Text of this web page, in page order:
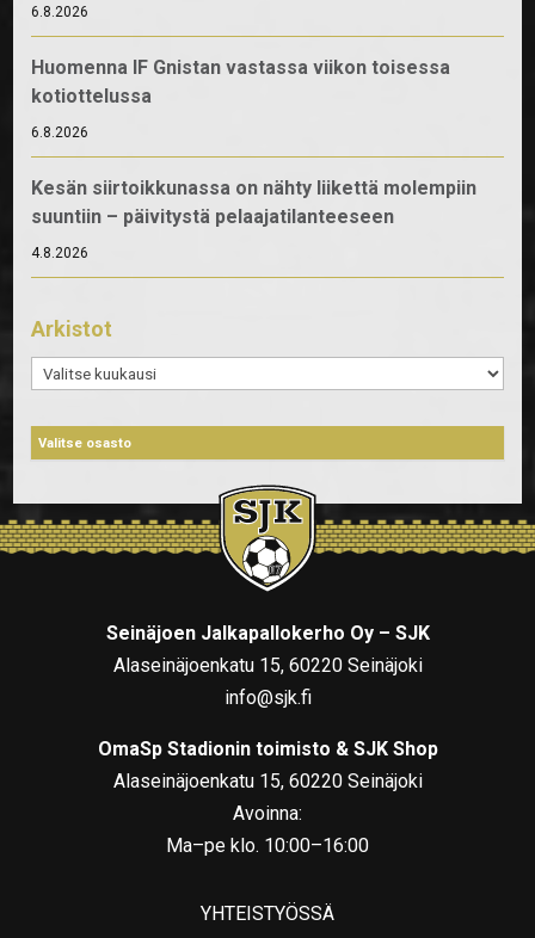
6.8.2026
Huomenna IF Gnistan vastassa viikon toisessa
kotiottelussa
6.8.2026
Kesän siirtoikkunassa on nähty liikettä molempiin
suuntiin – päivitystä pelaajatilanteeseen
4.8.2026
Arkistot
Arkistot
Seinäjoen Jalkapallokerho Oy – SJK
Alaseinäjoenkatu 15, 60220 Seinäjoki
info@sjk.fi
OmaSp Stadionin toimisto & SJK Shop
Alaseinäjoenkatu 15, 60220 Seinäjoki
Avoinna:
Ma–pe klo. 10:00–16:00
YHTEISTYÖSSÄ